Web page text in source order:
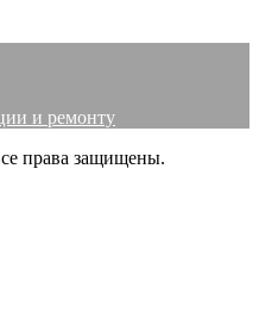
и ремонту
права защищены.